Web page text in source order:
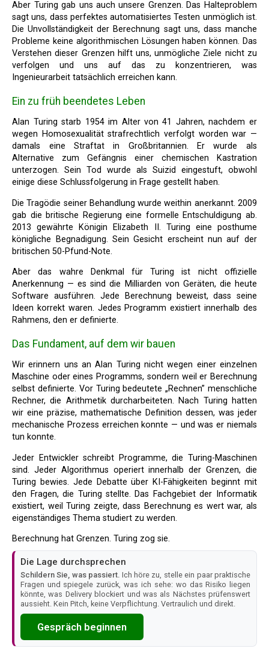
Aber Turing gab uns auch unsere Grenzen. Das Halteproblem
sagt uns, dass perfektes automatisiertes Testen unmöglich ist.
Die Unvollständigkeit der Berechnung sagt uns, dass manche
Probleme keine algorithmischen Lösungen haben können. Das
Verstehen dieser Grenzen hilft uns, unmögliche Ziele nicht zu
verfolgen und uns auf das zu konzentrieren, was
Ingenieurarbeit tatsächlich erreichen kann.
Ein zu früh beendetes Leben
Alan Turing starb 1954 im Alter von 41 Jahren, nachdem er
wegen Homosexualität strafrechtlich verfolgt worden war —
damals eine Straftat in Großbritannien. Er wurde als
Alternative zum Gefängnis einer chemischen Kastration
unterzogen. Sein Tod wurde als Suizid eingestuft, obwohl
einige diese Schlussfolgerung in Frage gestellt haben.
Die Tragödie seiner Behandlung wurde weithin anerkannt. 2009
gab die britische Regierung eine formelle Entschuldigung ab.
2013 gewährte Königin Elizabeth II. Turing eine posthume
königliche Begnadigung. Sein Gesicht erscheint nun auf der
britischen 50-Pfund-Note.
Aber das wahre Denkmal für Turing ist nicht offizielle
Anerkennung — es sind die Milliarden von Geräten, die heute
Software ausführen. Jede Berechnung beweist, dass seine
Ideen korrekt waren. Jedes Programm existiert innerhalb des
Rahmens, den er definierte.
Das Fundament, auf dem wir bauen
Wir erinnern uns an Alan Turing nicht wegen einer einzelnen
Maschine oder eines Programms, sondern weil er Berechnung
selbst definierte. Vor Turing bedeutete „Rechnen” menschliche
Rechner, die Arithmetik durcharbeiteten. Nach Turing hatten
wir eine präzise, mathematische Definition dessen, was jeder
mechanische Prozess erreichen konnte — und was er niemals
tun konnte.
Jeder Entwickler schreibt Programme, die Turing-Maschinen
sind. Jeder Algorithmus operiert innerhalb der Grenzen, die
Turing bewies. Jede Debatte über KI-Fähigkeiten beginnt mit
den Fragen, die Turing stellte. Das Fachgebiet der Informatik
existiert, weil Turing zeigte, dass Berechnung es wert war, als
eigenständiges Thema studiert zu werden.
Berechnung hat Grenzen. Turing zog sie.
Die Lage durchsprechen
Schildern Sie, was passiert. Ich höre zu, stelle ein paar praktische
Fragen und spiegele zurück, was ich sehe: wo das Risiko liegen
könnte, was Delivery blockiert und was als Nächstes prüfenswert
aussieht. Kein Pitch, keine Verpflichtung. Vertraulich und direkt.
Gespräch beginnen